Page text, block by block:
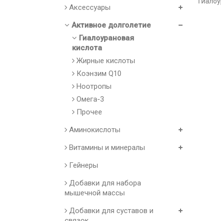
Аксессуары
Активное долголетие
Гиалоурановая
кислота
Жирные кислоты
Коэнзим Q10
Ноотропы
Омега-3
Прочее
Аминокислоты
Витамины и минералы
Гейнеры
Добавки для набора
мышечной массы
Добавки для суставов и